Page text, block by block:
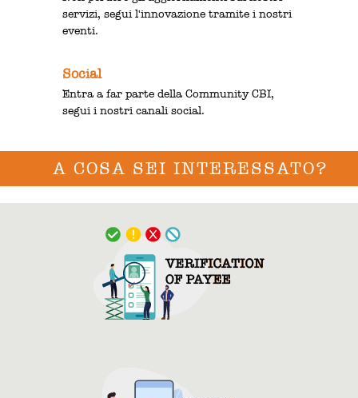
servizi, segui l'innovazione tramite i nostri
eventi.
Social
Entra a far parte della Community CBI,
segui i nostri canali social.
A COSA SEI INTERESSATO?